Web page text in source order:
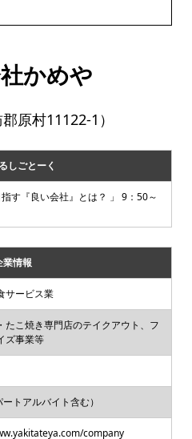
かめや
原村11122-1）
しごとーく
す『良い会社』とは？ 」 9：50～
業情報
サービス業
たこ焼き専門店のテイクアウト、フ
ズ事業等
トアルバイト含む）
company